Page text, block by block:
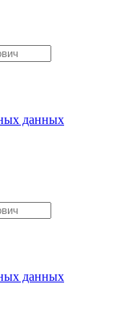
данных
данных